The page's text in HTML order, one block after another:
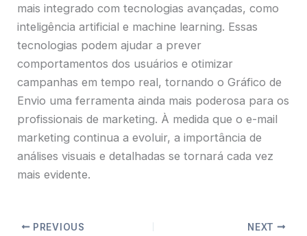
mais integrado com tecnologias avançadas, como
inteligência artificial e machine learning. Essas
tecnologias podem ajudar a prever
comportamentos dos usuários e otimizar
campanhas em tempo real, tornando o Gráfico de
Envio uma ferramenta ainda mais poderosa para os
profissionais de marketing. À medida que o e-mail
marketing continua a evoluir, a importância de
análises visuais e detalhadas se tornará cada vez
mais evidente.
PREVIOUS NEXT